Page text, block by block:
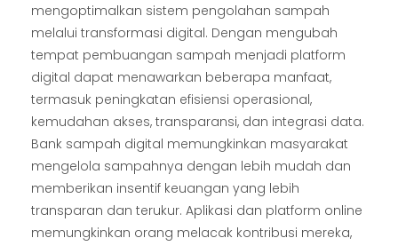
mengoptimalkan sistem pengolahan sampah
melalui transformasi digital. Dengan mengubah
tempat pembuangan sampah menjadi platform
digital dapat menawarkan beberapa manfaat,
termasuk peningkatan efisiensi operasional,
kemudahan akses, transparansi, dan integrasi data.
Bank sampah digital memungkinkan masyarakat
mengelola sampahnya dengan lebih mudah dan
memberikan insentif keuangan yang lebih
transparan dan terukur. Aplikasi dan platform online
memungkinkan orang melacak kontribusi mereka,